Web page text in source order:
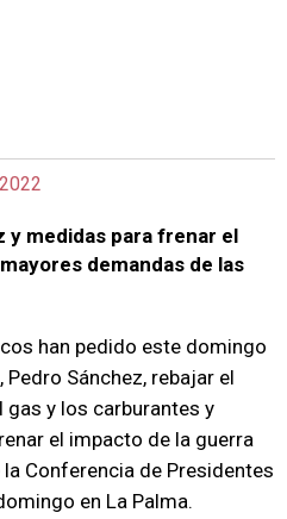
y medidas para frenar el
demandas de las
han pedido este domingo
Sánchez, rebajar el
gas y los carburantes y
el impacto de la guerra
Conferencia de Presidentes
en La Palma.